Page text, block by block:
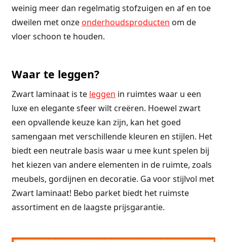
weinig meer dan regelmatig stofzuigen en af en toe
dweilen met onze onderhoudsproducten om de
vloer schoon te houden.
Waar te leggen?
Zwart laminaat is te leggen in ruimtes waar u een
luxe en elegante sfeer wilt creëren. Hoewel zwart
een opvallende keuze kan zijn, kan het goed
samengaan met verschillende kleuren en stijlen. Het
biedt een neutrale basis waar u mee kunt spelen bij
het kiezen van andere elementen in de ruimte, zoals
meubels, gordijnen en decoratie. Ga voor stijlvol met
Zwart laminaat! Bebo parket biedt het ruimste
assortiment en de laagste prijsgarantie.